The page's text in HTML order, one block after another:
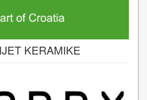
KERAMIKE